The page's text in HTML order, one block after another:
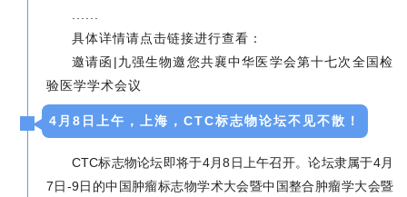
具体详情请点击链接进行查看：
邀请函|九强生物邀您共襄中华医学会第十七次全国检
验医学学术会议
4月8日上午，上海，CTC标志物论坛不见不散！
CTC标志物论坛即将于4月8日上午召开。论坛隶属于4月
7日-9日的中国肿瘤标志物学术大会暨中国整合肿瘤学大会暨